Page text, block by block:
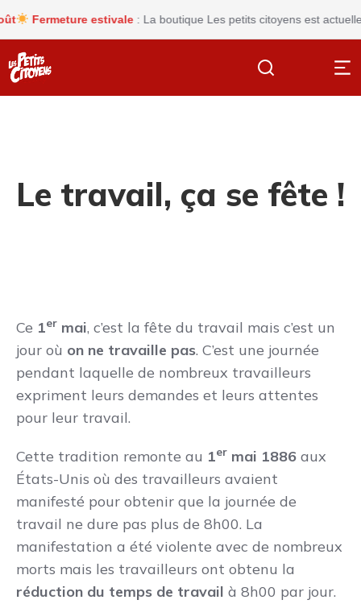
Fermeture estivale: La boutique Les petits citoyens est
Le travail, ça se fête !
Ce 1er mai, c’est la fête du travail mais c’est un
jour où on ne travaille pas. C’est une journée
pendant laquelle de nombreux travailleurs
expriment leurs demandes et leurs attentes
pour leur travail.
Cette tradition remonte au 1er mai 1886 aux
États-Unis où des travailleurs avaient
manifesté pour obtenir que la journée de
travail ne dure pas plus de 8h00. La
manifestation a été violente avec de nombreux
morts mais les travailleurs ont obtenu la
réduction du temps de travail à 8h00 par jour.